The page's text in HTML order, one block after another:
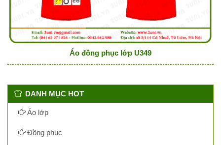
Áo đồng phục lớp U349
DANH MỤC HOT
Áo lớp
Đồng phục